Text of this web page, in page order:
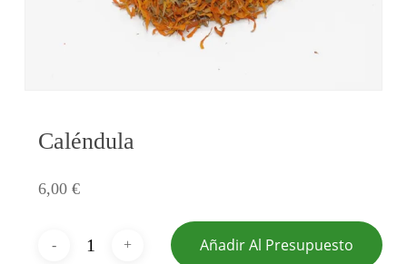
Caléndula
6,00 €
Añadir Al Presupuesto